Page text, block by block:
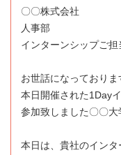
〇〇株式会社
人事部
インターンシップご担
お世話になっておりま
本日開催された1Day
参加致しました〇〇
本日は、貴社のインタ